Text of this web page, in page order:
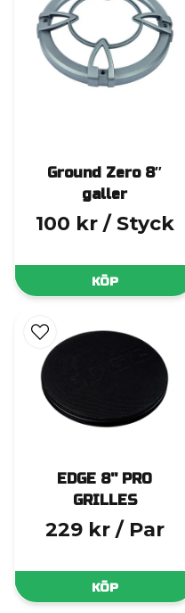
Ground Zero 8″
galler
100 kr / Styck
KÖP
EDGE 8'' PRO
GRILLES
229 kr / Par
KÖP